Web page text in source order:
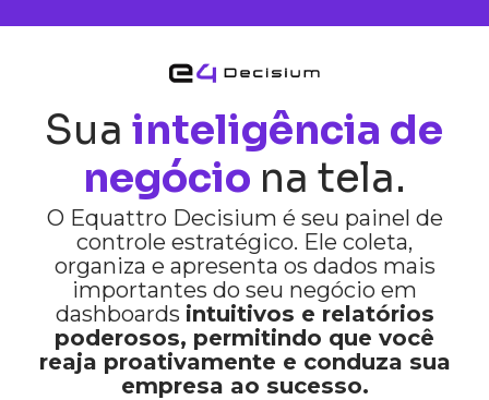
Suainteligência de
negócio na tela.
O Equattro Decisium é seu painel de
controle estratégico. Ele coleta,
organiza e apresenta os dados mais
importantes do seu negócio em
dashboards intuitivos e relatórios
poderosos, permitindo que você
reaja proativamente e conduza sua
empresa ao sucesso.